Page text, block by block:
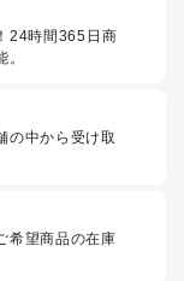
24時間365日商
の中から受け取
希望商品の在庫